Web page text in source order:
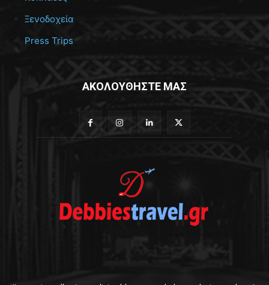
Ξενοδοχεία
Press Trips
ΑΚΟΛΟΥΘΗΣΤΕ ΜΑΣ